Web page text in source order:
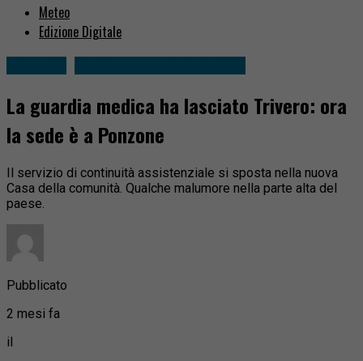
Meteo
Edizione Digitale
La guardia medica ha lasciato Trivero: ora
la sede è a Ponzone
Il servizio di continuità assistenziale si sposta nella nuova
Casa della comunità. Qualche malumore nella parte alta del
paese.
Pubblicato
2 mesi fa
il